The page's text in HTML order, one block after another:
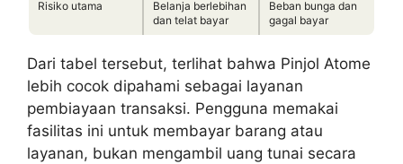
Risiko utama
Belanja berlebihan
dan telat bayar
Beban bunga dan
gagal bayar
Dari tabel tersebut, terlihat bahwa Pinjol Atome
lebih cocok dipahami sebagai layanan
pembiayaan transaksi. Pengguna memakai
fasilitas ini untuk membayar barang atau
layanan, bukan mengambil uang tunai secara